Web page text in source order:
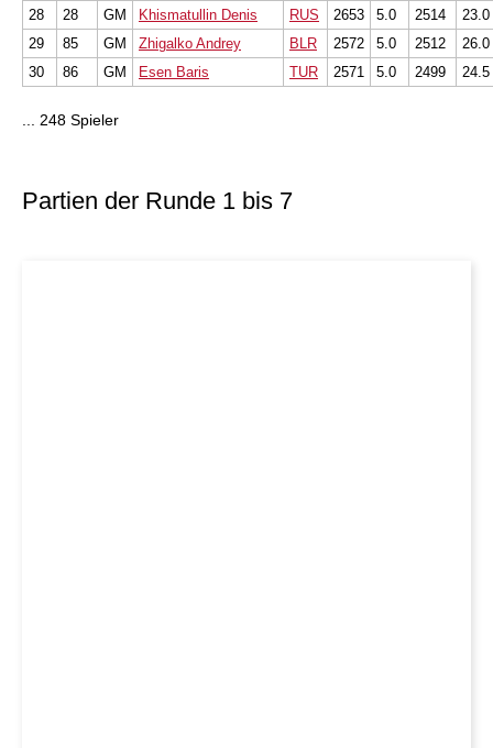
28
28 GM Khismatullin Denis RUS 2653 5.0 2514
23.0
29
85 GM Zhigalko Andrey BLR 2572 5.0 2512
26.0
30
86 GM Esen Baris TUR 2571 5.0 2499 24.5
... 248 Spieler
Partien der Runde 1 bis 7